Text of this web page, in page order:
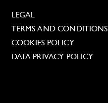
LEGAL
TERMS AND CONDITIONS
COOKIES POLICY
DATA PRIVACY POLICY